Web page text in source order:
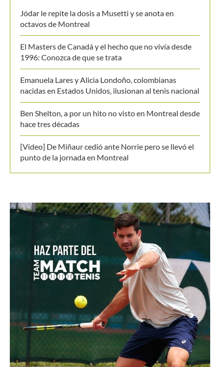
Jódar le repite la dosis a Musetti y se anota en
octavos de Montreal
El Masters de Canadá y el hecho que no vivía desde
1996: Conozca de que se trata
Emanuela Lares y Alicia Londoño, colombianas
nacidas en Estados Unidos, ilusionan al tenis nacional
Ben Shelton, a por un hito no visto en Montreal desde
hace tres décadas
[Video] De Miñaur cedió ante Norrie pero se llevó el
punto de la jornada en Montreal